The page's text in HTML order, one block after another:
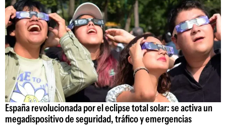
España revolucionada por el eclipse total solar: se activa un
megadispositivo de seguridad, tráfico y emergencias